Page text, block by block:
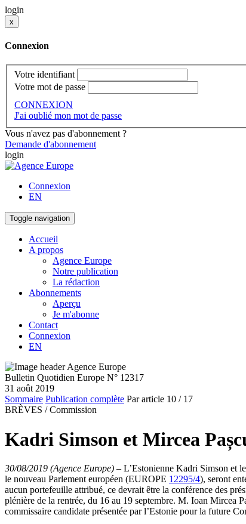
login
x
Connexion
Votre identifiant
Votre mot de passe
CONNEXION
J'ai oublié mon mot de passe
Vous n'avez pas d'abonnement ?
Demande d'abonnement
login
Connexion
EN
Toggle navigation
Accueil
A propos
Agence Europe
Notre publication
La rédaction
Abonnements
Aperçu
Je m'abonne
Contact
Connexion
EN
Bulletin Quotidien Europe N° 12317
31 août 2019
Sommaire Publication complète Par article 10 / 17
BRÈVES / Commission
Kadri Simson et Mircea
30/08/2019 (Agence Europe) – L’Estonienne Kadri Simson et
le nouveau Parlement européen (EUROPE 12295/4), seront
aucun portefeuille attribué, ce devrait être la conférence des
plénière de la rentrée, du 16 au 19 septembre. M. Ioan Mircea
commissaire candidate présentée par l’Estonie pour la future